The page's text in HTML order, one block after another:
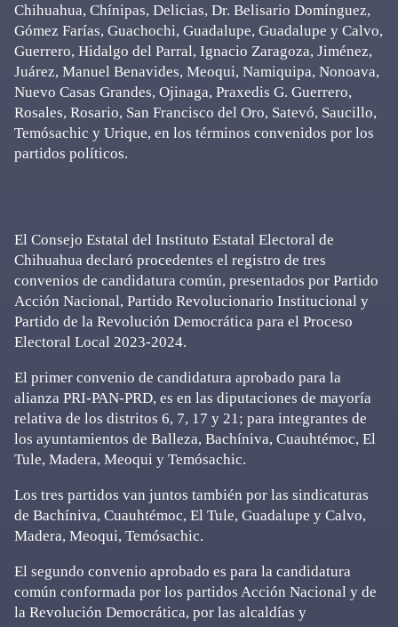
Chihuahua, Chínipas, Delicias, Dr. Belisario Domínguez,
Gómez Farías, Guachochi, Guadalupe, Guadalupe y Calvo,
Guerrero, Hidalgo del Parral, Ignacio Zaragoza, Jiménez,
Juárez, Manuel Benavides, Meoqui, Namiquipa, Nonoava,
Nuevo Casas Grandes, Ojinaga, Praxedis G. Guerrero,
Rosales, Rosario, San Francisco del Oro, Satevó, Saucillo,
Temósachic y Urique, en los términos convenidos por los
partidos políticos.
El Consejo Estatal del Instituto Estatal Electoral de
Chihuahua declaró procedentes el registro de tres
convenios de candidatura común, presentados por Partido
Acción Nacional, Partido Revolucionario Institucional y
Partido de la Revolución Democrática para el Proceso
Electoral Local 2023-2024.
El primer convenio de candidatura aprobado para la
alianza PRI-PAN-PRD, es en las diputaciones de mayoría
relativa de los distritos 6, 7, 17 y 21; para integrantes de
los ayuntamientos de Balleza, Bachíniva, Cuauhtémoc, El
Tule, Madera, Meoqui y Temósachic.
Los tres partidos van juntos también por las sindicaturas
de Bachíniva, Cuauhtémoc, El Tule, Guadalupe y Calvo,
Madera, Meoqui, Temósachic.
El segundo convenio aprobado es para la candidatura
común conformada por los partidos Acción Nacional y de
la Revolución Democrática, por las alcaldías y